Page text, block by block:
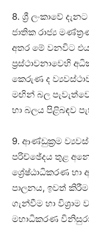
8. ශ්‍රී ලංකාවේ
ජාතික රාජ්‍ය
අතර මේ වනවිට
ප්‍රස්ථාවනාවෙහි
කෙරුණ ද
මඟින් බල
හා බලය පිළිබඳව
9. ආණ්ඩුක්‍රම
පරිච්ඡේදය තුළ
ශ්‍රේෂ්ඨාධිකරණ
පාලනය, ඉවත්
ගැන්වීම හා
මහාධිකරණ